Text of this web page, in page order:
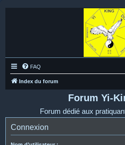
FAQ
Index du forum
Forum Yi-
Forum dédié aux
Connexion